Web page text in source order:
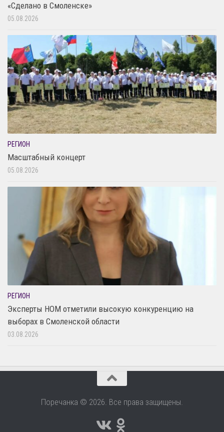
«Сделано в Смоленске»
05.08.2026
РЕГИОН
Масштабный концерт
05.08.2026
РЕГИОН
Эксперты НОМ отметили высокую конкуренцию на
выборах в Смоленской области
03.08.2026
Поречанка © 2026. Все права защищены.